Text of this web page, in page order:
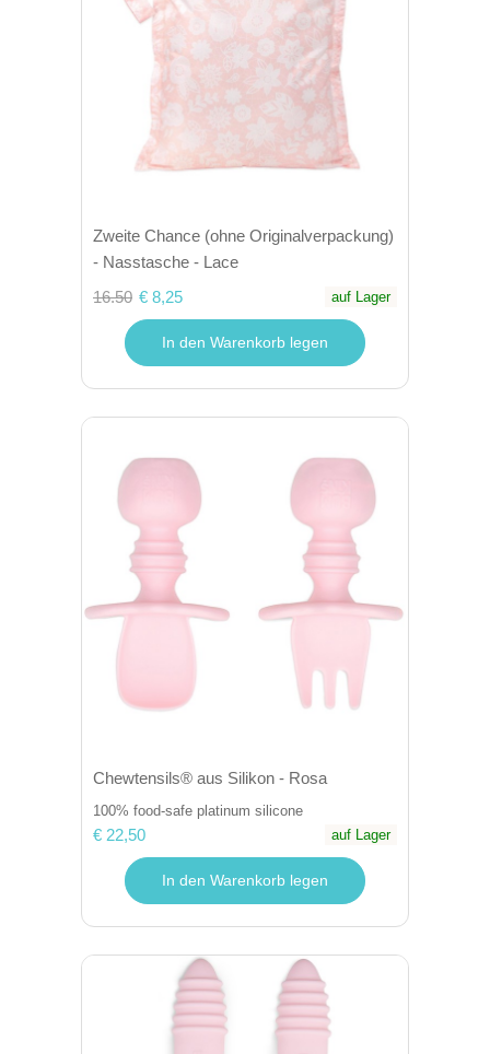
Zweite Chance (ohne Originalverpackung)
- Nasstasche - Lace
16.50 € 8,25 auf Lager
In den Warenkorb legen
Chewtensils® aus Silikon - Rosa
100% food-safe platinum silicone
€ 22,50 auf Lager
In den Warenkorb legen